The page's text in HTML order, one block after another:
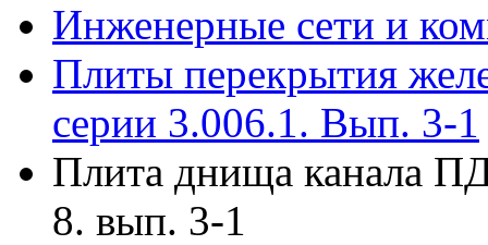
Инженерные сети и
Плиты перекрытия
серии 3.006.1. Вып. 3-1
Плита днища канала
8. вып. 3-1